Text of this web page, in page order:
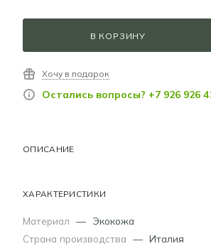
В КОРЗИНУ
Хочу в подарок
Остались вопросы? +7 926 926
ОПИСАНИЕ
ХАРАКТЕРИСТИКИ
Материал — Экокожа
Страна производства — Италия